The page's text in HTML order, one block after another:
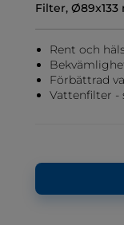
Filter, Ø89x133
Rent och
Förbättrad
Vattenfilter -